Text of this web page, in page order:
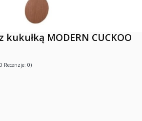
MODERN CUCKOO
Recenzje: 0)